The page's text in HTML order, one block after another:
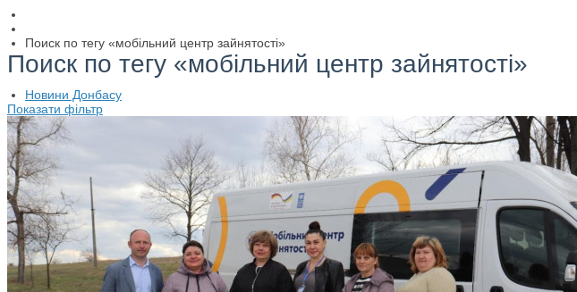
Поиск по тегу «мобільний центр зайнятості»
Поиск по тегу «мобільний центр зайнятості»
Новини Донбасу
Показати фільтр